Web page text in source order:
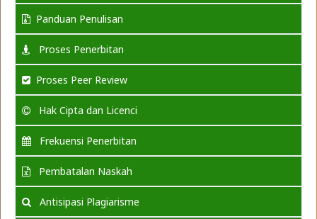
Panduan Penulisan
Proses Penerbitan
Proses Peer Review
Hak Cipta dan Licenci
Frekuensi Penerbitan
Pembatalan Naskah
Antisipasi Plagiarisme